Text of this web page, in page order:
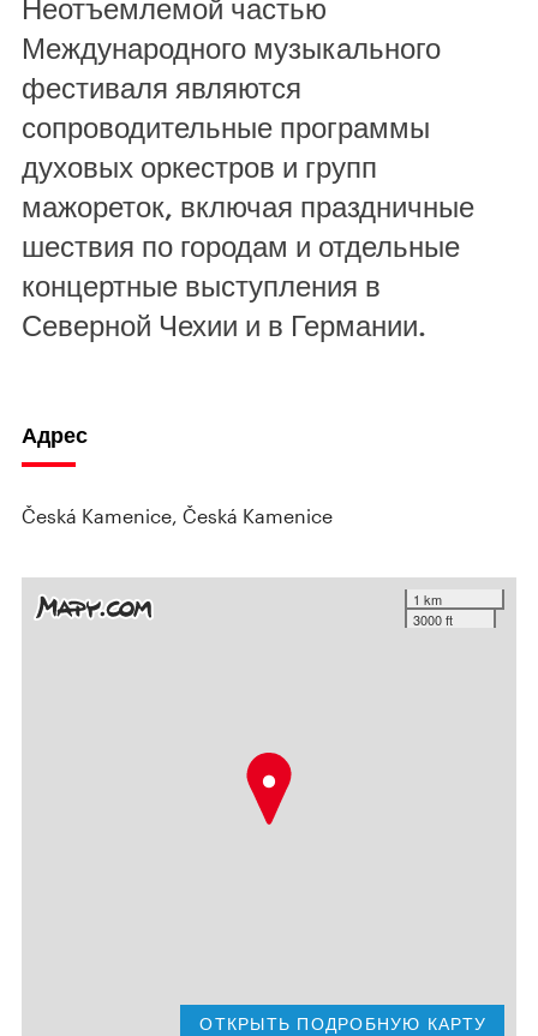
Неотъемлемой частью
Международного музыкального
фестиваля являются
сопроводительные программы
духовых оркестров и групп
мажореток, включая праздничные
шествия по городам и отдельные
концертные выступления в
Северной Чехии и в Германии.
Адрес
Česká Kamenice, Česká Kamenice
1 km
3000 ft
ОТКРЫТЬ ПОДРОБНУЮ КАРТУ